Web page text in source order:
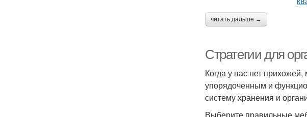
читать дальше →
Стратегии для
Когда у вас нет
упорядоченным и
систему хранения и